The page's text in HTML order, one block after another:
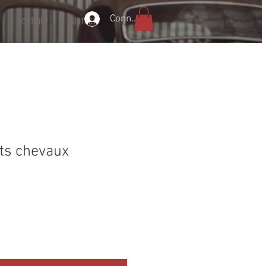
BOUTIQUE CONTACT Connexion
chevaux